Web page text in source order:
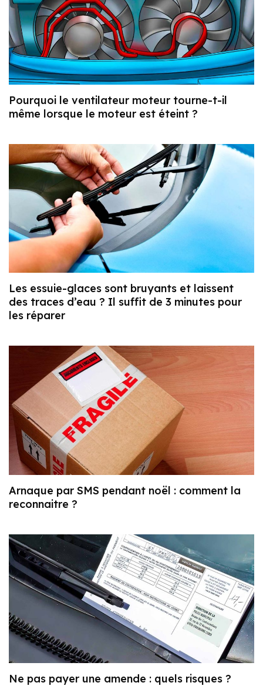
Pourquoi le ventilateur moteur tourne-t-il
même lorsque le moteur est éteint ?
Les essuie-glaces sont bruyants et laissent
des traces d’eau ? Il suffit de 3 minutes pour
les réparer
Arnaque par SMS pendant noël : comment la
reconnaitre ?
Ne pas payer une amende : quels risques ?